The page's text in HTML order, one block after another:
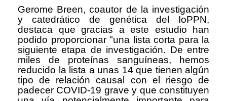
Gerome Breen, coautor de la investigación
y catedrático de genética del IoPPN,
destaca que gracias a este estudio han
podido proporcionar "una lista corta para la
siguiente etapa de investigación. De entre
miles de proteínas sanguíneas, hemos
reducido la lista a unas 14 que tienen algún
tipo de relación causal con el riesgo de
padecer COVID-19 grave y que constituyen